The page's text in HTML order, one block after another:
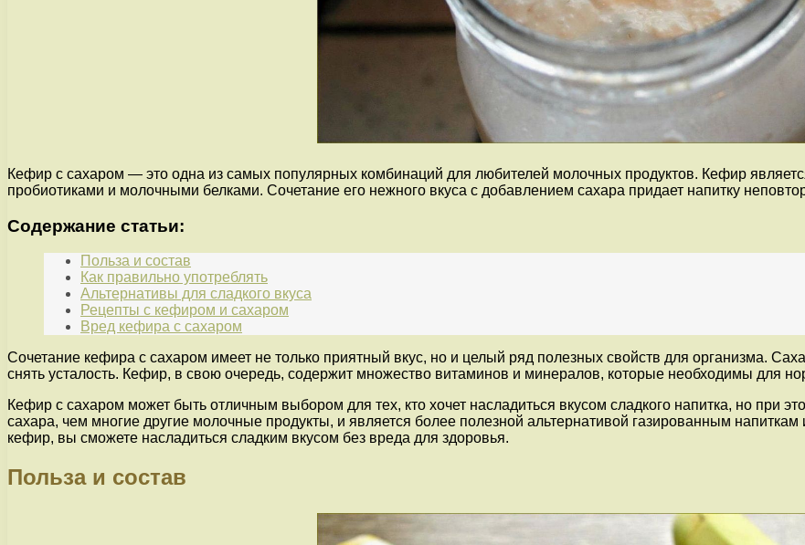
Кефир с сахаром — это одна из самых популярных комбинаций для любителей молочных продуктов. Кефир
пробиотиками и молочными белками. Сочетание его нежного вкуса с добавлением сахара придает напитку
Содержание статьи:
Польза и состав
Как правильно употреблять
Альтернативы для сладкого вкуса
Рецепты с кефиром и сахаром
Вред кефира с сахаром
Сочетание кефира с сахаром имеет не только приятный вкус, но и целый ряд полезных свойств для организма.
снять усталость. Кефир, в свою очередь, содержит множество витаминов и минералов, которые необходимы для
Кефир с сахаром может быть отличным выбором для тех, кто хочет насладиться вкусом сладкого напитка, но при
сахара, чем многие другие молочные продукты, и является более полезной альтернативой газированным
кефир, вы сможете насладиться сладким вкусом без вреда для здоровья.
Польза и состав